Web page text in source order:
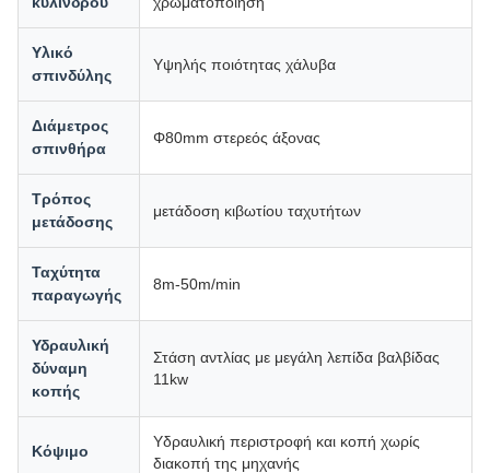
Υλικό
σπινδύλης
Υψηλής ποιότητας χάλυβα
Διάμετρος
σπινθήρα
Φ80mm στερεός άξονας
Τρόπος
μετάδοσης
μετάδοση κιβωτίου ταχυτήτων
Ταχύτητα
παραγωγής
8m-50m/min
Υδραυλική
δύναμη
κοπής
Στάση αντλίας με μεγάλη λεπίδα βαλβίδας
11kw
Κόψιμο
Υδραυλική περιστροφή και κοπή χωρίς
διακοπή της μηχανής